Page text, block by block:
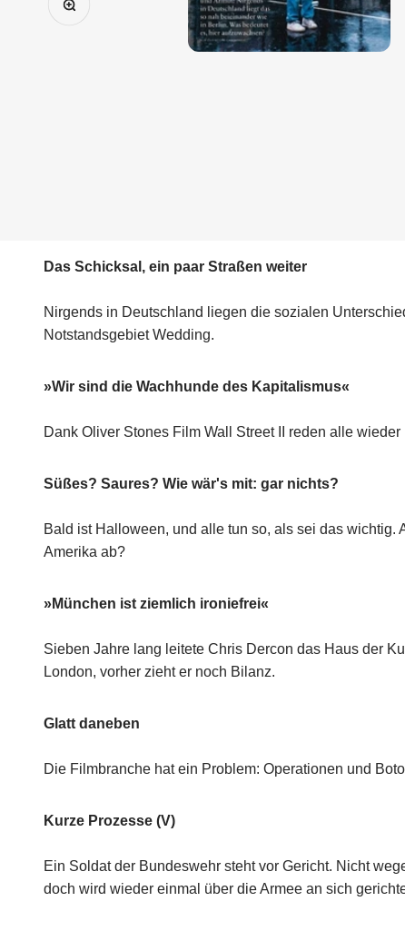
Das Schicksal, ein paar Straßen weiter
Nirgends in Deutschland liegen die sozialen
Notstandsgebiet Wedding.
»Wir sind die Wachhunde des Kapitalismus«
Dank Oliver Stones Film Wall Street II reden alle
Süßes? Saures? Wie wär's mit: gar nichts?
Bald ist Halloween, und alle tun so, als sei das
Amerika ab?
»München ist ziemlich ironiefrei«
Sieben Jahre lang leitete Chris Dercon das Haus der
London, vorher zieht er noch Bilanz.
Glatt daneben
Die Filmbranche hat ein Problem: Operationen und
Kurze Prozesse (V)
Ein Soldat der Bundeswehr steht vor Gericht. Nicht
doch wird wieder einmal über die Armee an sich